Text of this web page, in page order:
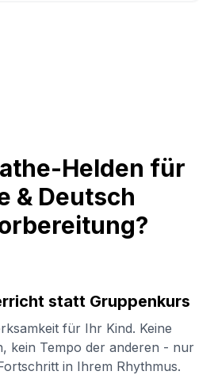
Helden für
& Deutsch
statt Gruppenkurs
für Ihr Kind. Keine
kein Tempo der anderen - nur
in Ihrem Rhythmus.